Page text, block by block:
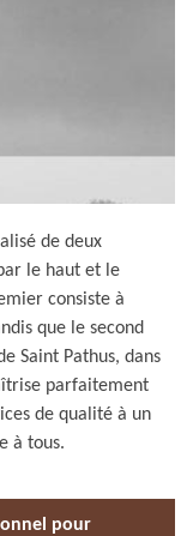
de deux
le haut et le
consiste à
que le second
Saint Pathus, dans
parfaitement
de qualité à un
à tous.
pour